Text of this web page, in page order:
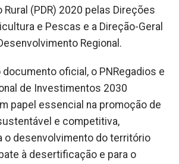
(PDR) 2020 pelas Direções
e Pescas e a Direção-Geral
Regional.
oficial, o PNRegadios e
de Investimentos 2030
papel essencial na promoção de
e competitiva,
o desenvolvimento do território
à desertificação e para o